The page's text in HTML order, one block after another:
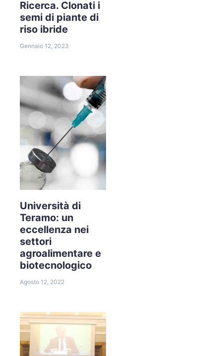
Ricerca. Clonati i
semi di piante di
riso ibride
Gennaio 12, 2023
Università di
Teramo: un
eccellenza nei
settori
agroalimentare e
biotecnologico
Agosto 12, 2022